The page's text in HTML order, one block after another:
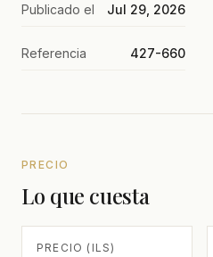
Publicado el Jul 29, 2026
Referencia 427-660
PRECIO
Lo que cuesta
PRECIO (ILS)